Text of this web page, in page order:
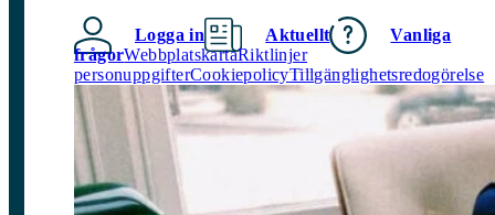
Logga in Aktuellt
Vanliga
frågorWebbplatskartaRiktlinjer
personuppgifterCookiepolicyTillgänglighetsredogörelse